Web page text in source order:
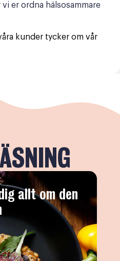
vi er ordna hälsosammare
kunder tycker om vår
allt om den